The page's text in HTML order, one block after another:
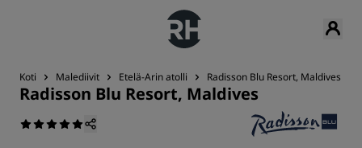
Koti Malediivit Etelä-Arin atolli Radisson Blu Resort, Maldives
Radisson Blu Resort, Maldives